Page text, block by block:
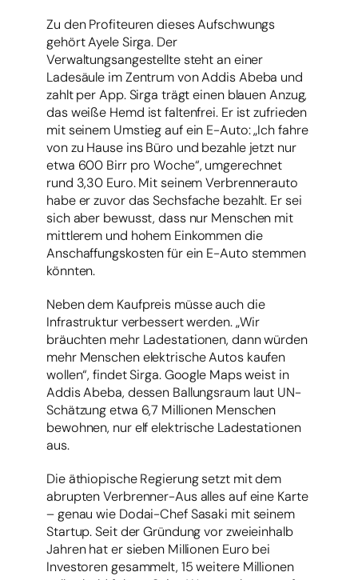
Zu den Profiteuren dieses Aufschwungs
gehört Ayele Sirga. Der
Verwaltungsangestellte steht an einer
Ladesäule im Zentrum von Addis Abeba und
zahlt per App. Sirga trägt einen blauen Anzug,
das weiße Hemd ist faltenfrei. Er ist zufrieden
mit seinem Umstieg auf ein E-Auto: „Ich fahre
von zu Hause ins Büro und bezahle jetzt nur
etwa 600 Birr pro Woche“, umgerechnet
rund 3,30 Euro. Mit seinem Verbrennerauto
habe er zuvor das Sechsfache bezahlt. Er sei
sich aber bewusst, dass nur Menschen mit
mittlerem und hohem Einkommen die
Anschaffungskosten für ein E-Auto stemmen
könnten.
Neben dem Kaufpreis müsse auch die
Infrastruktur verbessert werden. „Wir
bräuchten mehr Ladestationen, dann würden
mehr Menschen elektrische Autos kaufen
wollen“, findet Sirga. Google Maps weist in
Addis Abeba, dessen Ballungsraum laut UN-
Schätzung etwa 6,7 Millionen Menschen
bewohnen, nur elf elektrische Ladestationen
aus.
Die äthiopische Regierung setzt mit dem
abrupten Verbrenner-Aus alles auf eine Karte
– genau wie Dodai-Chef Sasaki mit seinem
Startup. Seit der Gründung vor zweieinhalb
Jahren hat er sieben Millionen Euro bei
Investoren gesammelt, 15 weitere Millionen